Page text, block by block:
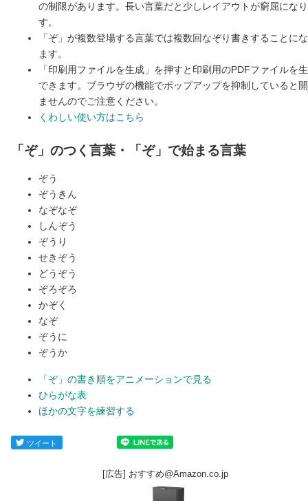
の制限があります。長い言葉だと少しレイアウトが窮屈にな
す。
「ぞ」が複数登場する言葉では複数回なぞり書きすることに
ます。
「印刷用ファイルを生成」を押すと印刷用のPDFファイルを
できます。ブラウザの機能でポップアップを抑制していると
ませんのでご注意ください。
くわしい使い方はこちら
「ぞ」のつく言葉・「ぞ」で始まる言葉
ぞう
ぞうきん
なぞなぞ
しんぞう
ぞうり
せきぞう
どうぞう
ぞろぞろ
かぞく
なぞ
ぞうに
ぞうか
「ぞ」の書き順をアニメーションで見る
ひらがな表
ほかの文字を練習する
ツイート
[広告] おすすめ@Amazon.co.jp